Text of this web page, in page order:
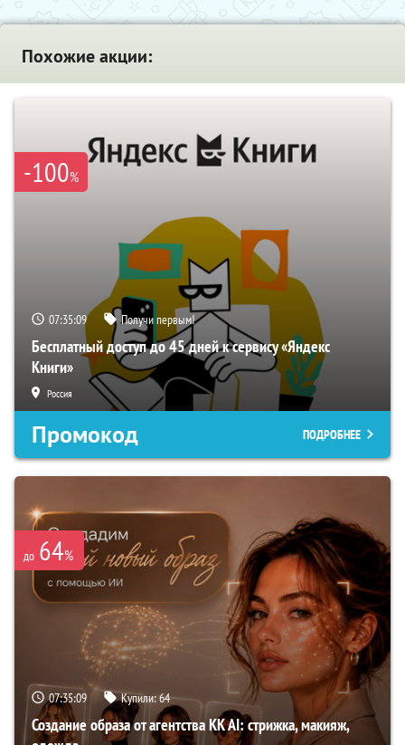
Похожие акции:
-100%
07:35:08 Получи первым!
Бесплатный доступ до 45 дней к сервису «Яндекс
Книги»
Россия
Промокод ПОДРОБНЕЕ
до 64%
07:35:08 Купили:64
Создание образа от агентства KK AI: стрижка, макияж,